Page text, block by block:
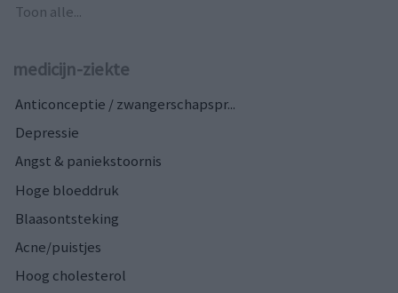
Toon alle...
medicijn-ziekte
Anticonceptie / zwangerschapspr...
Depressie
Angst & paniekstoornis
Hoge bloeddruk
Blaasontsteking
Acne/puistjes
Hoog cholesterol